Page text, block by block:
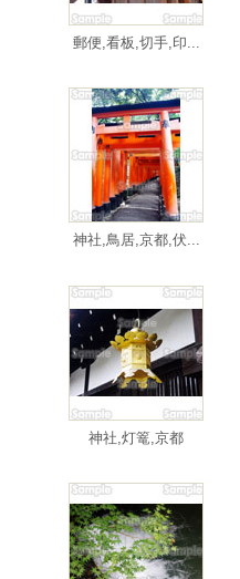
郵便,看板,切手,印...
神社,鳥居,京都,伏...
神社,灯篭,京都